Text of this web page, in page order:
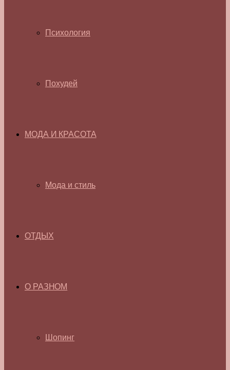
Психология
Похудей
МОДА И КРАСОТА
Мода и стиль
ОТДЫХ
О РАЗНОМ
Шопинг